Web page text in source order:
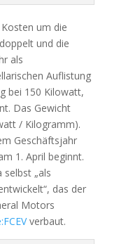
um die
und die
als
Auflistung
bei 150 Kilowatt,
Das Gewicht
/ Kilogramm).
Geschäftsjahr
1. April beginnt.
„als
das der
Motors
verbaut.